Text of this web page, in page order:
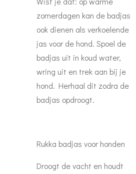
zomerdagen kan de badjas
ook dienen als verkoelende
jas voor de hond. Spoel de
badjas uit in koud water,
wring uit en trek aan bij je
hond. Herhaal dit zodra de
badjas opdroogt.
Rukka badjas voor honden
Droogt de vacht en houdt